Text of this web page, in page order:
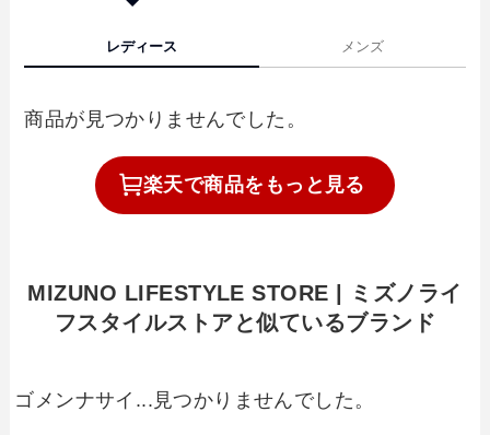
レディース メンズ
商品が見つかりませんでした。
楽天で商品を もっと見る
MIZUNO LIFESTYLE STORE | ミズノライ
フスタイルストアと似ているブランド
ゴメンナサイ...見つかりませんでした。